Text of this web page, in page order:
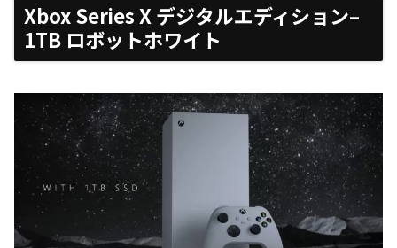
Xbox Series X デジタルエディション–
1TB ロボットホワイト